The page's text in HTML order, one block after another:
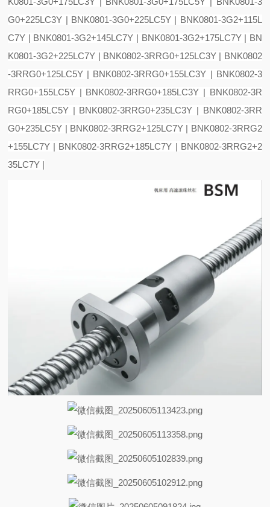
G0+225LC3Y | BNK0801-3G0+225LC5Y | BNK0801-3G2+115L
C7Y | BNK0801-3G2+145LC7Y | BNK0801-3G2+175LC7Y | BN
K0801-3G2+225LC7Y | BNK0802-3RRG0+125LC3Y | BNK0802
-3RRG0+125LC5Y | BNK0802-3RRG0+155LC3Y | BNK0802-3
RRG0+155LC5Y | BNK0802-3RRG0+185LC3Y | BNK0802-3R
RG0+185LC5Y | BNK0802-3RRG0+235LC3Y | BNK0802-3RR
G0+235LC5Y | BNK0802-3RRG2+125LC7Y | BNK0802-3RRG2
+155LC7Y | BNK0802-3RRG2+185LC7Y | BNK0802-3RRG2+2
35LC7Y |